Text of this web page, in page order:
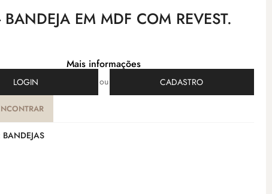
BANDEJA EM MDF COM REVEST.
Mais informações
LOGIN ou CADASTRO
BANDEJAS